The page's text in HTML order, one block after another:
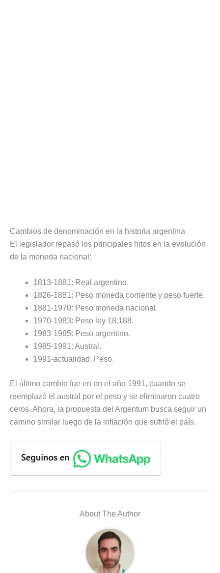
Cambios de denominación en la historia argentina
El legislador repasó los principales hitos en la evolución
de la moneda nacional:
1813-1881: Real argentino.
1826-1881: Peso moneda corriente y peso fuerte.
1881-1970: Peso moneda nacional.
1970-1983: Peso ley 18.188.
1983-1985: Peso argentino.
1985-1991: Austral.
1991-actualidad: Peso.
El último cambio fue en en el año 1991, cuando se
reemplazó el austral por el peso y se eliminaron cuatro
ceros. Ahora, la propuesta del Argentum busca seguir un
camino similar luego de la inflación que sufrió el país.
About The Author